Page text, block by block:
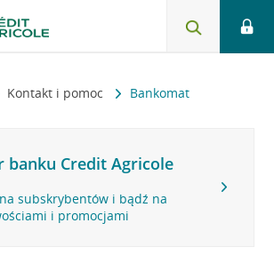
Kontakt i pomoc Bankomat
banku Credit Agricole
subskrybentów i bądź na
i promocjami